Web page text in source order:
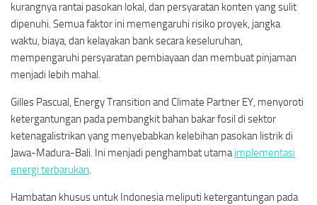
kurangnya rantai pasokan lokal, dan persyaratan konten yang sulit
dipenuhi. Semua faktor ini memengaruhi risiko proyek, jangka
waktu, biaya, dan kelayakan bank secara keseluruhan,
mempengaruhi persyaratan pembiayaan dan membuat pinjaman
menjadi lebih mahal.
Gilles Pascual, Energy Transition and Climate Partner EY, menyoroti
ketergantungan pada pembangkit bahan bakar fosil di sektor
ketenagalistrikan yang menyebabkan kelebihan pasokan listrik di
Jawa-Madura-Bali. Ini menjadi penghambat utamaimplementasi
energi terbarukan.
Hambatan khusus untuk Indonesia meliputi ketergantungan pada